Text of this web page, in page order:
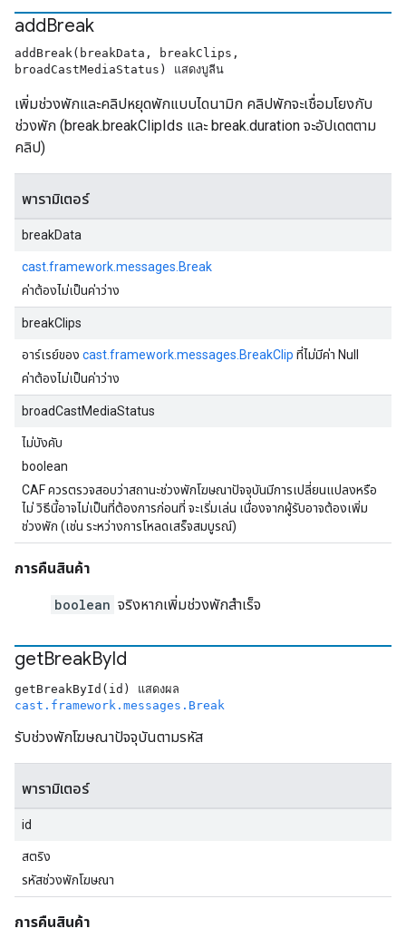
addBreak
addBreak(breakData, breakClips,
broadCastMediaStatus) แสดงบูลีน
เพิ่มช่วงพักและคลิปหยุดพักแบบไดนามิก คลิปพักจะเชื่อมโยงกับ
ช่วงพัก (break.breakClipIds และ break.duration จะอัปเดตตาม
คลิป)
พารามิเตอร์
breakData
cast.framework.messages.Break
ค่าต้องไม่เป็นค่าว่าง
breakClips
อาร์เรย์ของ cast.framework.messages.BreakClip ที่ไม่มีค่า Null
ค่าต้องไม่เป็นค่าว่าง
broadCastMediaStatus
ไม่บังคับ
boolean
CAF ควรตรวจสอบว่าสถานะช่วงพักโฆษณาปัจจุบันมีการเปลี่ยนแปลงหรือ
ไม่ วิธีนี้อาจไม่เป็นที่ต้องการก่อนที่ จะเริ่มเล่น เนื่องจากผู้รับอาจต้องเพิ่ม
ช่วงพัก (เช่น ระหว่างการโหลดเสร็จสมบูรณ์)
การคืนสินค้า
boolean จริงหากเพิ่มช่วงพักสำเร็จ
getBreakById
getBreakById(id) แสดงผล
cast.framework.messages.Break
รับช่วงพักโฆษณาปัจจุบันตามรหัส
พารามิเตอร์
id
สตริง
รหัสช่วงพักโฆษณา
การคืนสินค้า